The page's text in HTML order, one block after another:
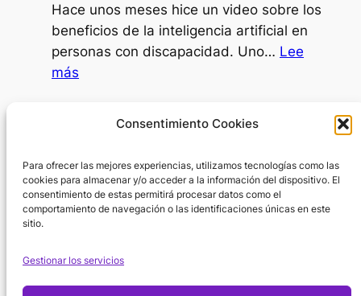
Consentimiento Cookies
Para ofrecer las mejores experiencias, utilizamos tecnologías como las
cookies para almacenar y/o acceder a la información del dispositivo. El
consentimiento de estas permitirá procesar datos como el
comportamiento de navegación o las identificaciones únicas en este
sitio.
Gestionar los servicios
decidir
ir
al
Hace unos meses hice un video sobre los
beneficios de la inteligencia artificial en
personas con discapacidad. Uno… Lee
más
Día Internacional de la Mujer
En el Día Internacional de la Mujer surge
una pregunta inevitable: ¿por dónde
empezar cuando hablamos de la…Lee